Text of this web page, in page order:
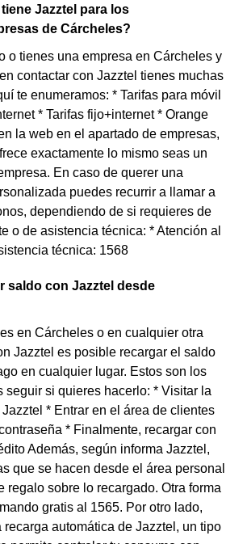
Jazztel para los
de Cárcheles?
o tienes una empresa en Cárcheles y
contactar con Jazztel tienes muchas
te enumeramos: * Tarifas para móvil
* Tarifas fijo+internet * Orange
la web en el apartado de empresas,
exactamente lo mismo seas un
En caso de querer una
puedes recurrir a llamar a
dependiendo de si requieres de
o de asistencia técnica: * Atención al
técnica: 1568
saldo con Jazztel desde
en Cárcheles o en cualquier otra
Jazztel es posible recargar el saldo
en cualquier lugar. Estos son los
seguir si quieres hacerlo: * Visitar la
* Entrar en el área de clientes
* Finalmente, recargar con
Además, según informa Jazztel,
que se hacen desde el área personal
regalo sobre lo recargado. Otra forma
gratis al 1565. Por otro lado,
recarga automática de Jazztel, un tipo